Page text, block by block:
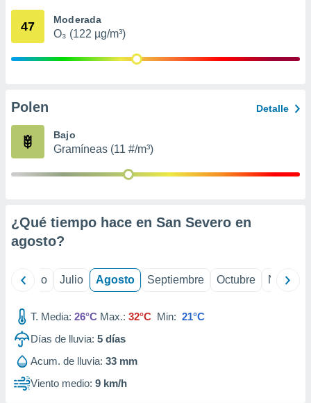
e
publicidad
1199
47 Moderada
O₃ (122 µg/m³)
Polen Detalle
Bajo
Gramíneas (11 #/m³)
¿Qué tiempo hace en San Severo en
agosto?
Junio Julio Agosto Septiembre Octubre
T. Media: 26°C Max.: 32°C Min: 21°C
Días de lluvia: 5 días
Acum. de lluvia: 33 mm
Viento medio: 9 km/h